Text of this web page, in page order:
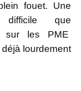
fouet. Une
difficile que
sur les PME
lourdement